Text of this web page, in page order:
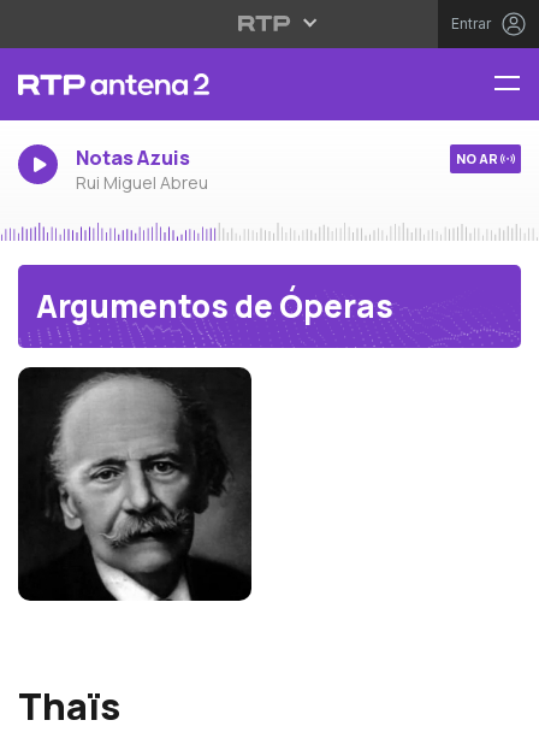
Entrar
Notas Azuis
Rui Miguel Abreu
NO AR
Argumentos de Óperas
Thaïs